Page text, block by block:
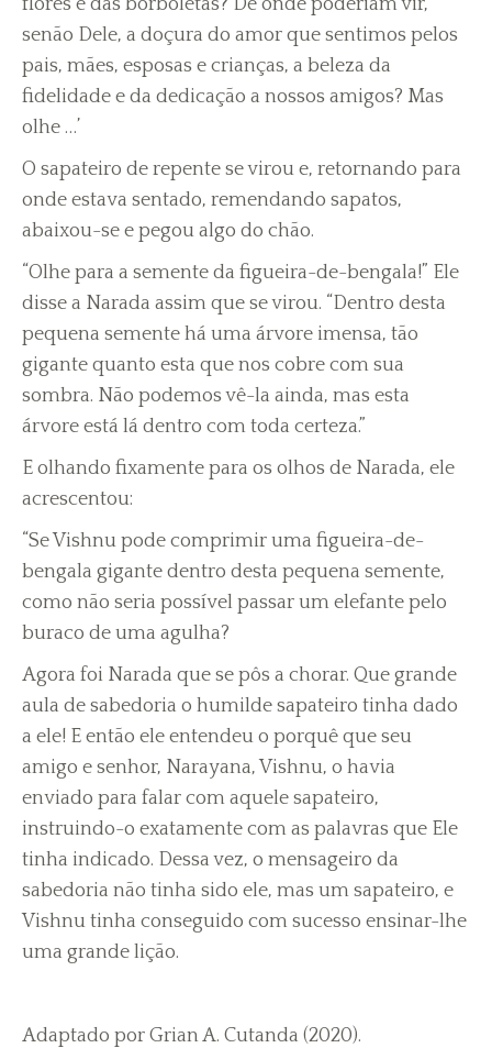
flores e das borboletas? De onde poderiam vir,
senão Dele, a doçura do amor que sentimos pelos
pais, mães, esposas e crianças, a beleza da
fidelidade e da dedicação a nossos amigos? Mas
olhe …’
O sapateiro de repente se virou e, retornando para
onde estava sentado, remendando sapatos,
abaixou-se e pegou algo do chão.
“Olhe para a semente da figueira-de-bengala!” Ele
disse a Narada assim que se virou. “Dentro desta
pequena semente há uma árvore imensa, tão
gigante quanto esta que nos cobre com sua
sombra. Não podemos vê-la ainda, mas esta
árvore está lá dentro com toda certeza.”
E olhando fixamente para os olhos de Narada, ele
acrescentou:
“Se Vishnu pode comprimir uma figueira-de-
bengala gigante dentro desta pequena semente,
como não seria possível passar um elefante pelo
buraco de uma agulha?
Agora foi Narada que se pôs a chorar. Que grande
aula de sabedoria o humilde sapateiro tinha dado
a ele! E então ele entendeu o porquê que seu
amigo e senhor, Narayana, Vishnu, o havia
enviado para falar com aquele sapateiro,
instruindo-o exatamente com as palavras que Ele
tinha indicado. Dessa vez, o mensageiro da
sabedoria não tinha sido ele, mas um sapateiro, e
Vishnu tinha conseguido com sucesso ensinar-lhe
uma grande lição.
Adaptado por Grian A. Cutanda (2020).